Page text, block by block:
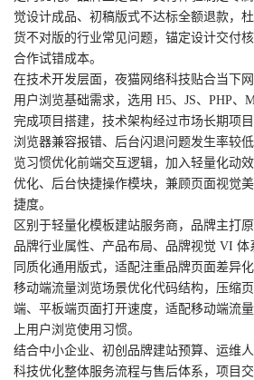
觉设计成品、初稿版式不达标全额退款，
货不对版的行业常见问题，锚定设计交付
合作试错成本。
在技术开发层面，夜猫网络科技贴合当下
用户浏览基础需求，选用 H5、JS、PHP、
完成项目搭建，技术架构经过市场长期项
浏览器兼容报错、后台闪退问题发生率较
览习惯优化前端交互逻辑，加入轻量化动
优化、后台快捷操作模块，兼顾页面视觉
捷度。
区别于轻量化模板建站服务商，品牌主打
品牌行业属性、产品布局、品牌视觉 VI 体
同质化通用版式，适配注重品牌页面差异
移动端流量浏览场景优化代码结构，压缩
端、平板端页面打开速度，适配移动端流
上用户浏览使用习惯。
结合中小企业、初创品牌建站预算、运维
科技优化整体服务流程与售后体系，项目